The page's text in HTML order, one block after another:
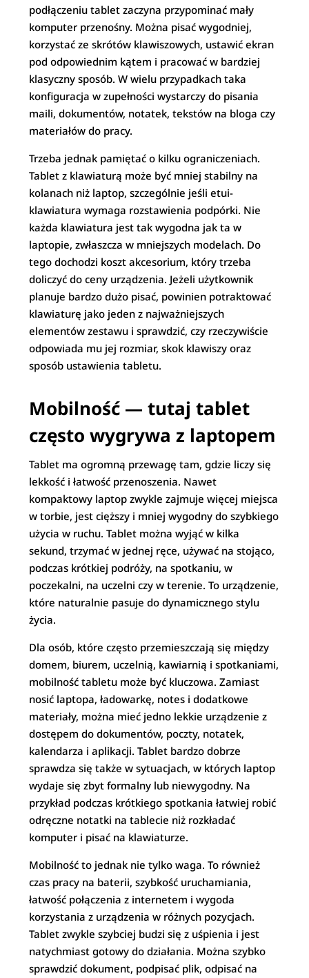
podłączeniu tablet zaczyna przypominać mały
komputer przenośny. Można pisać wygodniej,
korzystać ze skrótów klawiszowych, ustawić ekran
pod odpowiednim kątem i pracować w bardziej
klasyczny sposób. W wielu przypadkach taka
konfiguracja w zupełności wystarczy do pisania
maili, dokumentów, notatek, tekstów na bloga czy
materiałów do pracy.
Trzeba jednak pamiętać o kilku ograniczeniach.
Tablet z klawiaturą może być mniej stabilny na
kolanach niż laptop, szczególnie jeśli etui-
klawiatura wymaga rozstawienia podpórki. Nie
każda klawiatura jest tak wygodna jak ta w
laptopie, zwłaszcza w mniejszych modelach. Do
tego dochodzi koszt akcesorium, który trzeba
doliczyć do ceny urządzenia. Jeżeli użytkownik
planuje bardzo dużo pisać, powinien potraktować
klawiaturę jako jeden z najważniejszych
elementów zestawu i sprawdzić, czy rzeczywiście
odpowiada mu jej rozmiar, skok klawiszy oraz
sposób ustawienia tabletu.
Mobilność — tutaj tablet
często wygrywa z laptopem
Tablet ma ogromną przewagę tam, gdzie liczy się
lekkość i łatwość przenoszenia. Nawet
kompaktowy laptop zwykle zajmuje więcej miejsca
w torbie, jest cięższy i mniej wygodny do szybkiego
użycia w ruchu. Tablet można wyjąć w kilka
sekund, trzymać w jednej ręce, używać na stojąco,
podczas krótkiej podróży, na spotkaniu, w
poczekalni, na uczelni czy w terenie. To urządzenie,
które naturalnie pasuje do dynamicznego stylu
życia.
Dla osób, które często przemieszczają się między
domem, biurem, uczelnią, kawiarnią i spotkaniami,
mobilność tabletu może być kluczowa. Zamiast
nosić laptopa, ładowarkę, notes i dodatkowe
materiały, można mieć jedno lekkie urządzenie z
dostępem do dokumentów, poczty, notatek,
kalendarza i aplikacji. Tablet bardzo dobrze
sprawdza się także w sytuacjach, w których laptop
wydaje się zbyt formalny lub niewygodny. Na
przykład podczas krótkiego spotkania łatwiej robić
odręczne notatki na tablecie niż rozkładać
komputer i pisać na klawiaturze.
Mobilność to jednak nie tylko waga. To również
czas pracy na baterii, szybkość uruchamiania,
łatwość połączenia z internetem i wygoda
korzystania z urządzenia w różnych pozycjach.
Tablet zwykle szybciej budzi się z uśpienia i jest
natychmiast gotowy do działania. Można szybko
sprawdzić dokument, podpisać plik, odpisać na